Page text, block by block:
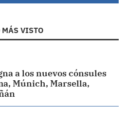
MÁS VISTO
a los nuevos cónsules
Múnich, Marsella,